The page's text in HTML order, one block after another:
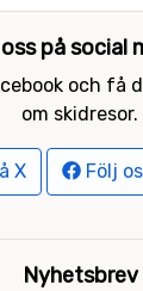
på social
och få
om skidresor.
X Följ
Nyhetsbrev